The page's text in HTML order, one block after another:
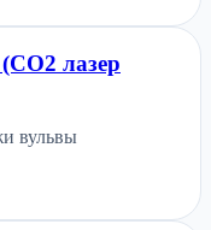
лазер
вульвы